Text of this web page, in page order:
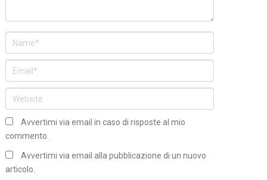
Avvertimi via email in caso di risposte al mio
commento.
Avvertimi via email alla pubblicazione di un nuovo
articolo.